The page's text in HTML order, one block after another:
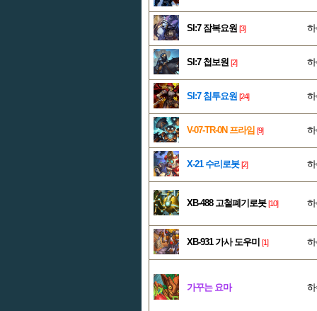
SI:7 잠복요원 [3]
SI:7 첩보원 [2]
SI:7 침투요원 [24]
V-07-TR-0N 프라임 [9]
X-21 수리로봇 [2]
XB-488 고철폐기로봇 [10]
XB-931 가사 도우미 [1]
가꾸는 요마